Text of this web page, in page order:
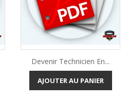
Devenir Technicien En...
AJOUTER AU PANIER